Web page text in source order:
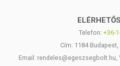
Telefon: +36-
Cím: 1184
Email: rendeles@egeszsegbolt.hu,